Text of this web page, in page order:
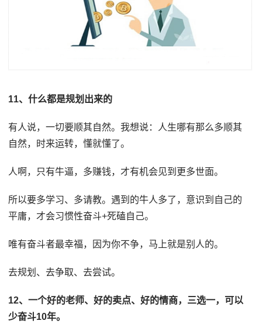
11、什么都是规划出来的
有人说，一切要顺其自然。我想说：人生哪有那么多顺其
自然，时来运转，懂就懂了。
人啊，只有牛逼，多赚钱，才有机会见到更多世面。
所以要多学习、多请教。遇到的牛人多了，意识到自己的
平庸，才会习惯性奋斗+死磕自己。
唯有奋斗者最幸福，因为你不争，马上就是别人的。
去规划、去争取、去尝试。
12、一个好的老师、好的卖点、好的情商，三选一，可以
少奋斗10年。